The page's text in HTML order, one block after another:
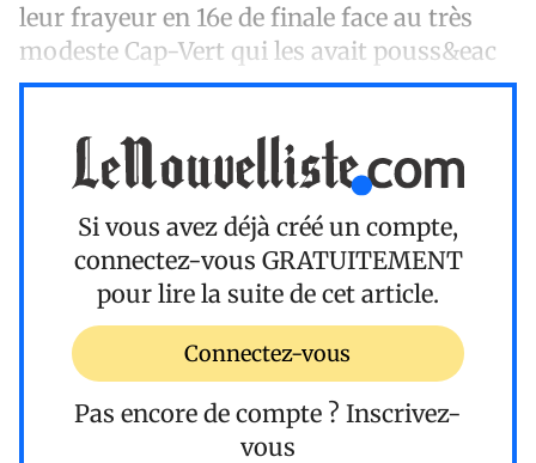
leur frayeur en 16e de finale face au très
modeste Cap-Vert qui les avait pouss&eac
Si vous avez déjà créé un compte,
connectez-vous GRATUITEMENT
pour lire la suite de cet article.
Connectez-vous
Pas encore de compte ? Inscrivez-
vous